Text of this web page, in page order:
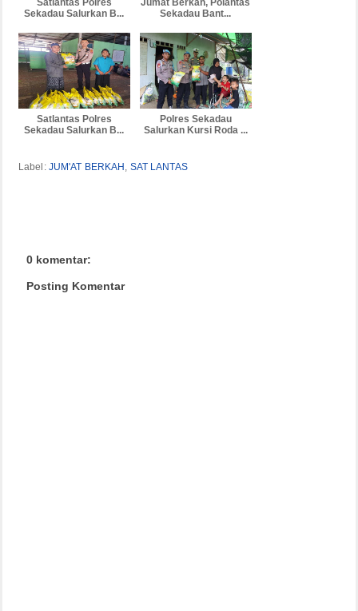
Sekadau Salurkan B...
Sekadau Bant...
Satlantas Polres
Sekadau Salurkan B...
Polres Sekadau
Salurkan Kursi Roda ...
Label: JUM'AT BERKAH SAT LANTAS
0 komentar:
Posting Komentar